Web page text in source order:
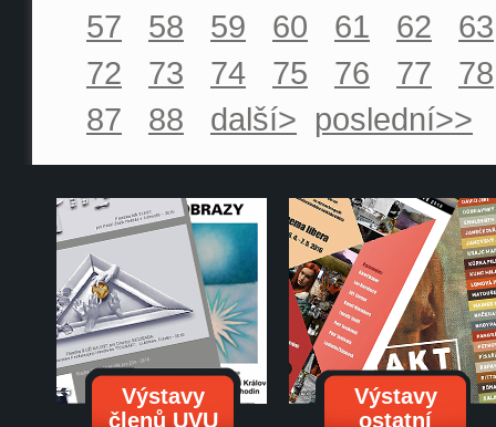
57
58 59 60 61 62
63
72
73 74 75 76 77
78
87
88 další> poslední>>
Výstavy
členů UVU
Výstavy
ostatní